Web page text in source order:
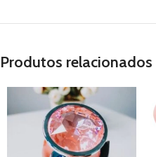
Produtos relacionados